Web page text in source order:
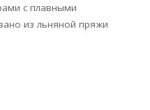
с плавными
из льняной пряжи